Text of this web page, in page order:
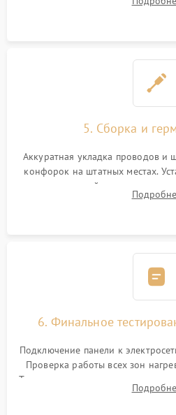
дорожек. Очистка контактов
5. Сборка и
Аккуратная укладка проводов и
конфорок на штатных местах.
проверкой равномерности
термостойкого герметика или
6. Финальное
Подключение панели к
Проверка работы всех зон
Тестирование сенсорного
остаточного тепла и систем